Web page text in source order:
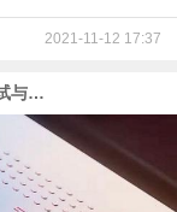
2021-11-12 17:37
【科普】自研SoC行不行？Google Tensor测试与分析